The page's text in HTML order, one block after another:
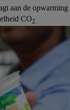
aan de opwarming
CO2.
jouw gehashte
of met
jou kunnen
cookies en
over de